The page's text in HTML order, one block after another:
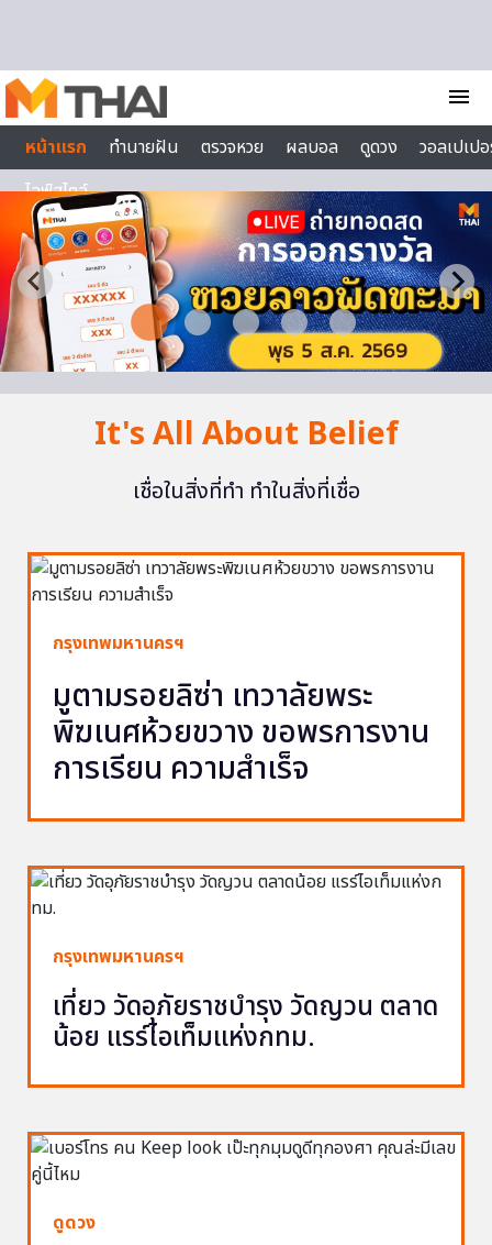
menu
หน้าแรก
ทำนายฝัน ตรวจหวย ผลบอล ดูดวง
วอลเปเป
ไลฟ์สไตล์
It's All About Belief
เชื่อในสิ่งที่ทำ ทำในสิ่งที่เชื่อ
กรุงเทพมหานครฯ
มูตามรอยลิซ่า เทวาลัยพระ
พิฆเนศห้วยขวาง ขอพรการงาน
การเรียน ความสำเร็จ
กรุงเทพมหานครฯ
เที่ยว วัดอุภัยราชบำรุง วัดญวน ตลาด
น้อย แรร์ไอเท็มแห่งกทม.
ดูดวง